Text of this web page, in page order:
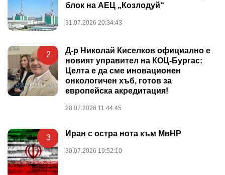
блок на АЕЦ „Козлодуй“
31.07.2026 20:34:43
2
Д-р Николай Киселков официално е
новият управител на КОЦ-Бургас:
Целта е да сме иновационен
онкологичен хъб, готов за
европейска акредитация!
28.07.2026 11:44:45
3 Иран с остра нота към МвНР
30.07.2026 19:52:10